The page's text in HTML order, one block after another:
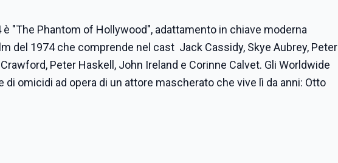
è "The Phantom of Hollywood", adattamento in chiave moderna
del 1974 che comprende nel cast Jack Cassidy, Skye Aubrey, Peter
Peter Haskell, John Ireland e Corinne Calvet. Gli Worldwide
omicidi ad opera di un attore mascherato che vive lì da anni: Otto